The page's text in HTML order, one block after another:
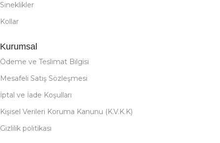
Sineklikler
Kollar
Kurumsal
Ödeme ve Teslimat Bilgisi
Mesafeli Satış Sözleşmesi
İptal ve İade Koşulları
Kişisel Verileri Koruma Kanunu (K.V.K.K)
Gizlilik politikası